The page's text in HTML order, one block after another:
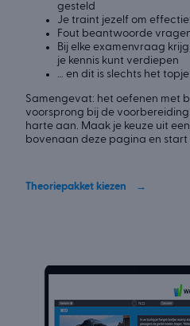
gesteld
Je traint jezelf om
Fout beantwoorde
Bij elke examenvraag
je kennis kunt verdiepen
… en dit is slechts het
Samengevat: het oefenen met
voorsprong bij de
harte aan. Maak je keuze uit
bovenaan deze pagina en
Theoriepakket kiezen